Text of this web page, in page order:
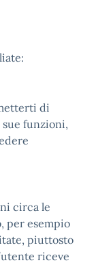
di
sue funzioni,
circa le
per esempio
piuttosto
riceve